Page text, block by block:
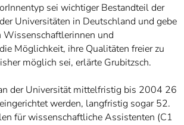
sei wichtiger Bestandteil der
Universitäten in Deutschland und gebe
Wissenschaftlerinnen und
Möglichkeit, ihre Qualitäten freier zu
möglich sei, erlärte Grubitzsch.
der Universität mittelfristig bis 2004 26
werden, langfristig sogar 52.
für wissenschaftliche Assistenten (C1